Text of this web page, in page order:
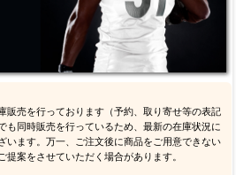
販売を行っております（予約、取り寄せ等の表記
も同時販売を行っているため、最新の在庫状況に
います。万一、ご注文後に商品をご用意できない
提案をさせていただく場合があります。